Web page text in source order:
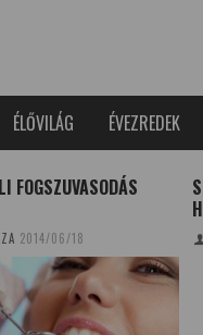
ÉLŐVILÁG ÉVEZREDEK
FOGSZUVASODÁS
2014/06/18